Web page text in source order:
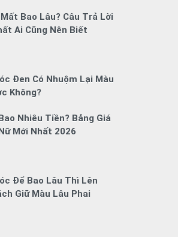
Bao Lâu? Câu Trả Lời
Ai Cũng Nên Biết
Đen Có Nhuộm Lại Màu
Không?
Nhiêu Tiền? Bảng Giá
Mới Nhất 2026
Để Bao Lâu Thì Lên
Giữ Màu Lâu Phai